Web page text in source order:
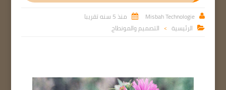

Misbah Technologie
 منذ 5 سنه تقريبا
 الرئيسية > التصميم والمونطاج